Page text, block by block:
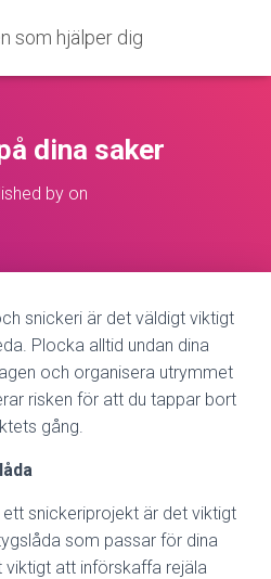
som hjälper dig
dina saker
by on
snickeri är det väldigt viktigt
Plocka alltid undan dina
och organisera utrymmet
risken för att du tappar bort
gång.
snickeriprojekt är det viktigt
som passar för dina
viktigt att införskaffa rejäla